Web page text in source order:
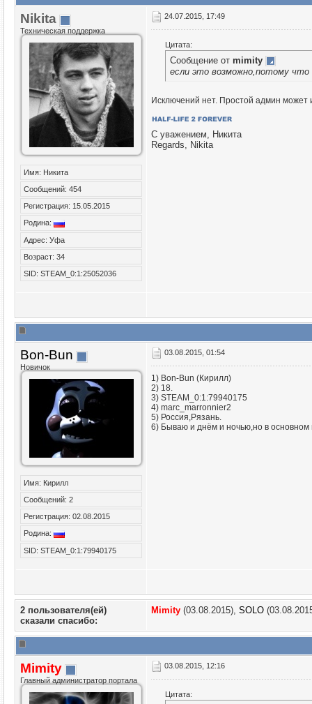
Nikita
Техническая поддержка
Имя: Никита
Сообщений: 454
Регистрация: 15.05.2015
Родина:
Адрес: Уфа
Возраст: 34
SID: STEAM_0:1:25052036
24.07.2015, 17:49
Цитата:
Сообщение от mimity
если это возможно,потому
Исключений нет. Простой админ может
С уважением, Никита
Regards, Nikita
Bon-Bun
Новичок
Имя: Кирилл
Сообщений: 2
Регистрация: 02.08.2015
Родина:
SID: STEAM_0:1:79940175
03.08.2015, 01:54
1) Bon-Bun (Кирилл)
2) 18.
3) STEAM_0:1:79940175
4) marc_marronnier2
5) Россия,Рязань.
6) Бываю и днём и ночью,но в основном
2 пользователя(ей)
сказали cпасибо:
Mimity (03.08.2015), SOLO
Mimity
Главный администратор портала
03.08.2015, 12:16
Цитата: